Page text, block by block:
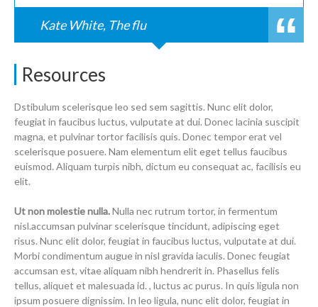
Kate White, The flu
Resources
Dstibulum scelerisque leo sed sem sagittis. Nunc elit dolor,
feugiat in faucibus luctus, vulputate at dui. Donec lacinia suscipit
magna, et pulvinar tortor facilisis quis. Donec tempor erat vel
scelerisque posuere. Nam elementum elit eget tellus faucibus
euismod. Aliquam turpis nibh, dictum eu consequat ac, facilisis eu
elit.
Ut non molestie nulla.Nulla nec rutrum tortor, in fermentum
nisl.accumsan pulvinar scelerisque tincidunt, adipiscing eget
risus. Nunc elit dolor, feugiat in faucibus luctus, vulputate at dui.
Morbi condimentum augue in nisl gravida iaculis. Donec feugiat
accumsan est, vitae aliquam nibh hendrerit in. Phasellus felis
tellus, aliquet et malesuada id. , luctus ac purus. In quis ligula non
ipsum posuere dignissim. In leo ligula, nunc elit dolor, feugiat in